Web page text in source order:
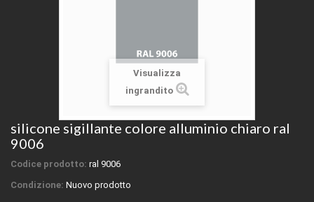
Visualizza
ingrandito
silicone sigillante colore alluminio chiaro ral
9006
Codice prodotto: ral 9006
Condizione: Nuovo prodotto